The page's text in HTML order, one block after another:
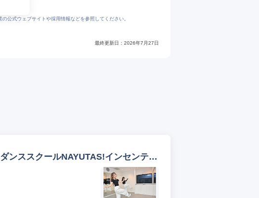
公式ウェブサイトや採用情報などを参照してください。
最終更新日： 2026年7月27日
ンススクールNAYUTAS!インセンティ